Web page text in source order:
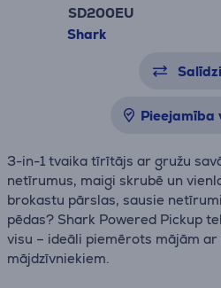
SD200EU
Shark
Pieejamība
3-in-1 tvaika tīrītājs ar gružu
netīrumus, maigi skrubē un
brokastu pārslas, sausie
pēdas? Shark Powered Pickup
visu – ideāli piemērots mājām ar
mājdzīvniekiem.